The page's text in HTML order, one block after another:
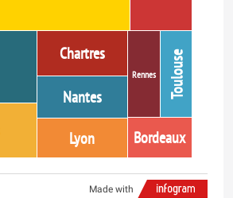
Chartres
Nantes
Rennes
Lyon
Toulouse
Bordeaux
Made with